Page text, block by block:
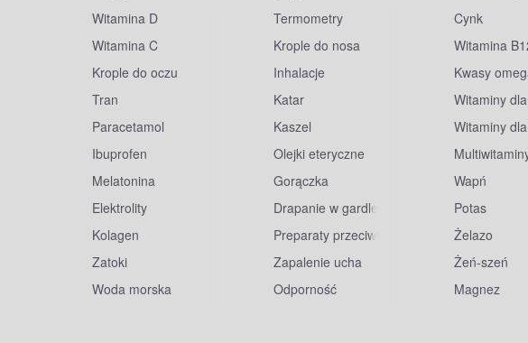
Witamina D
Witamina C
Krople do oczu
Tran
Paracetamol
Ibuprofen
Melatonina
Elektrolity
Kolagen
Zatoki
Woda morska
Termometry
Krople do nosa
Inhalacje
Katar
Kaszel
Olejki eteryczne
Gorączka
Drapanie w gardle
Preparaty przeciwwirusowe
Zapalenie ucha
Odporność
Cynk
Witamina
Kwasy
Witaminy
Witaminy dla
Wapń
Potas
Żelazo
Żeń-szeń
Magnez